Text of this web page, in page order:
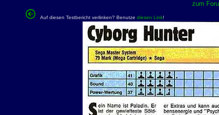
zum
Auf diesen Testbericht verlinken? Benutze diesen Link!